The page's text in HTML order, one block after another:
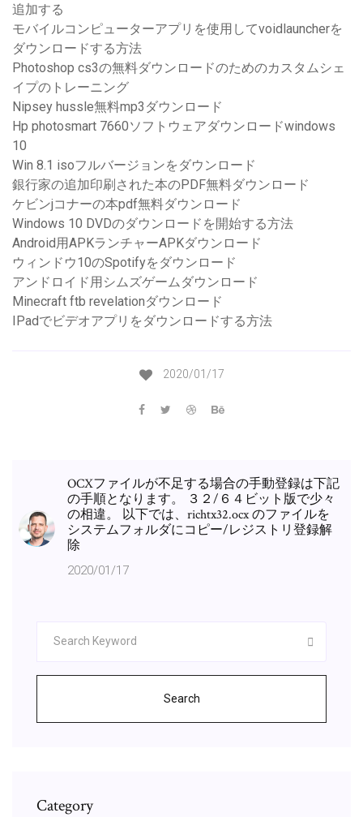
追加する
モバイルコンピューターアプリを使用してvoidlauncherを
ダウンロードする方法
Photoshop cs3の無料ダウンロードのためのカスタムシェ
イプのトレーニング
Nipsey hussle無料mp3ダウンロード
Hp photosmart 7660ソフトウェアダウンロードwindows
10
Win 8.1 isoフルバージョンをダウンロード
銀行家の追加印刷された本のPDF無料ダウンロード
ケビンjコナーの本pdf無料ダウンロード
Windows 10 DVDのダウンロードを開始する方法
Android用APKランチャーAPKダウンロード
ウィンドウ10のSpotifyをダウンロード
アンドロイド用シムズゲームダウンロード
Minecraft ftb revelationダウンロード
IPadでビデオアプリをダウンロードする方法
2020/01/17
OCXファイルが不足する場合の手動登録は下記
の手順となります。 ３２/６４ビット版で少々
の相違。 以下では、richtx32.ocx のファイルを
システムフォルダにコピー/レジストリ登録解
除
2020/01/17
Search
Category